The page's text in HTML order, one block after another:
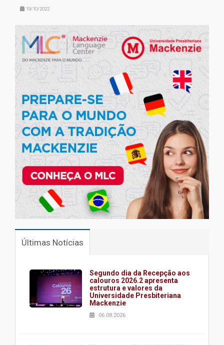
19/10/2022
Últimas Notícias
Segundo dia da Recepção aos
calouros 2026.2 apresenta
estrutura e valores da
Universidade Presbiteriana
Mackenzie
06.08.2026